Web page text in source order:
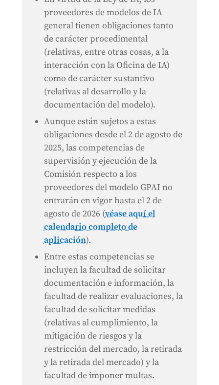
proveedores de modelos de IA
general tienen obligaciones tanto
de carácter procedimental
(relativas, entre otras cosas, a la
interacción con la Oficina de IA)
como de carácter sustantivo
(relativas al desarrollo y la
documentación del modelo).
Aunque están sujetos a estas
obligaciones desde el 2 de agosto de
2025, las competencias de
supervisión y ejecución de la
Comisión respecto a los
proveedores del modelo GPAI no
entrarán en vigor hasta el 2 de
agosto de 2026 (véase aquí el
calendario completo de
aplicación).
Entre estas competencias se
incluyen la facultad de solicitar
documentación e información, la
facultad de realizar evaluaciones, la
facultad de solicitar medidas
(relativas al cumplimiento, la
mitigación de riesgos y la
restricción del mercado, la retirada
y la retirada del mercado) y la
facultad de imponer multas.